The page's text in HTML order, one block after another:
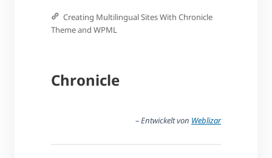
Creating Multilingual Sites With Chronicle
Theme and WPML
Chronicle
– Entwickelt von Weblizar